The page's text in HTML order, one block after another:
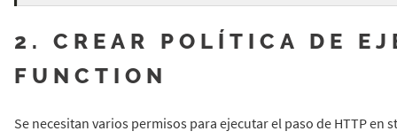
2. CREAR POLÍTICA DE
FUNCTION
Se necesitan varios permisos para ejecutar el paso de HTTP en